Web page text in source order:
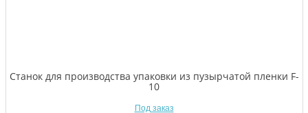
Станок для производства упаковки из пузырчатой пленки F-
10
Под заказ